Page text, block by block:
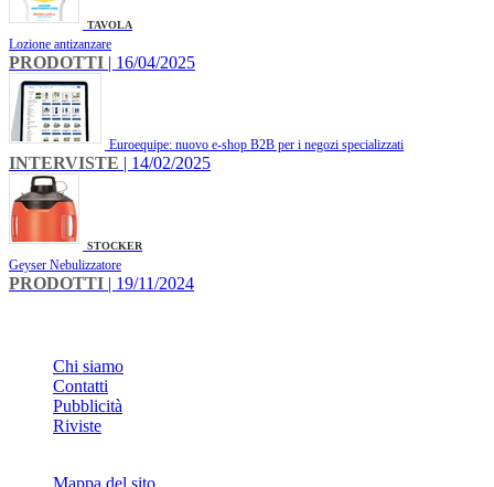
TAVOLA
Lozione antizanzare
PRODOTTI | 16/04/2025
Euroequipe: nuovo e-shop B2B per i negozi specializzati
INTERVISTE | 14/02/2025
STOCKER
Geyser Nebulizzatore
PRODOTTI | 19/11/2024
Chi siamo
Contatti
Pubblicità
Riviste